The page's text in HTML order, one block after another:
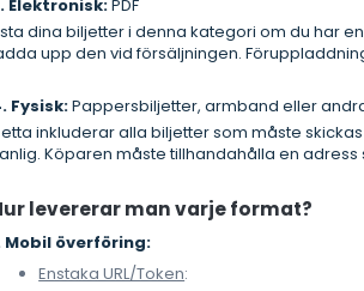
Elektronisk:PDF
dina biljetter i denna kategori om du har
upp den vid försäljningen.
Fysisk:Pappersbiljetter, armband eller
inkluderar alla biljetter som måste
Köparen måste tillhandahålla en
levererar man varje format?
Mobil överföring:
Enstaka URL/Token: